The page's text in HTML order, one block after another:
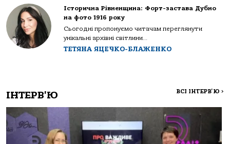
Історична Рівненщина: Форт-застава Дубно
на фото 1916 року
Сьогодні пропонуємо читачам переглянути
унікальні архівні світлини...
ТЕТЯНА ЯЦЕЧКО-БЛАЖЕНКО
ІНТЕРВ'Ю ВСІ ІНТЕРВ'Ю >